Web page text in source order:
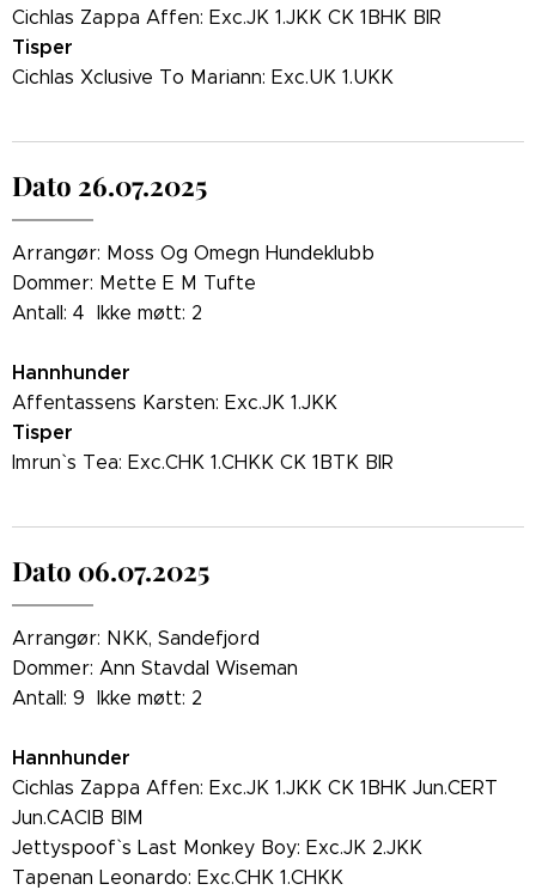
Cichlas Zappa Affen: Exc.JK 1.JKK CK 1BHK BIR
Tisper
Cichlas Xclusive To Mariann: Exc.UK 1.UKK
Dato 26.07.2025
Arrangør: Moss Og Omegn Hundeklubb
Dommer: Mette E M Tufte
Antall: 4 Ikke møtt: 2
Hannhunder
Affentassens Karsten: Exc.JK 1.JKK
Tisper
Imrun` s Tea: Exc.CHK 1.CHKK CK 1BTK BIR
Dato 06.07.2025
Arrangør: NKK, Sandefjord
Dommer: Ann Stavdal Wiseman
Antall: 9 Ikke møtt: 2
Hannhunder
Cichlas Zappa Affen: Exc.JK 1.JKK CK 1BHK Jun.CERT
Jun.CACIB BIM
Jettyspoof` s Last Monkey Boy: Exc.JK 2.JKK
Tapenan Leonardo: Exc.CHK 1.CHKK